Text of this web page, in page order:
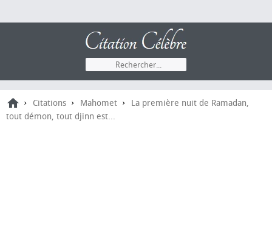
› Citations › Mahomet ›
La première nuit de Ramadan,
tout démon, tout djinn est...